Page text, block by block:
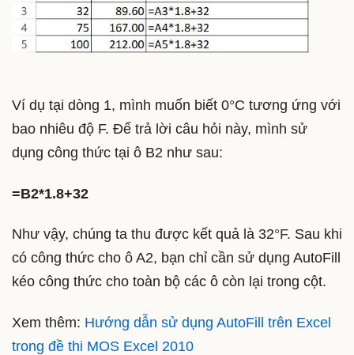
Ví dụ tại dòng 1, mình muốn biết 0°C tương ứng với
bao nhiêu độ F. Để trả lời câu hỏi này, mình sử
dụng công thức tại ô B2 như sau:
=B2*1.8+32
Như vậy, chúng ta thu được kết quả là 32°F. Sau khi
có công thức cho ô A2, bạn chỉ cần sử dụng AutoFill
kéo công thức cho toàn bộ các ô còn lại trong cột.
Xem thêm: Hướng dẫn sử dụng AutoFill trên Excel
trong đề thi MOS Excel 2010